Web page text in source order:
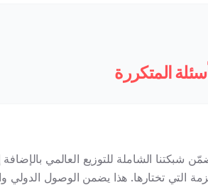
المتكررة
شبكتنا الشاملة للتوزيع العالمي
التي تختارها. هذا يضمن الوصول الدولي